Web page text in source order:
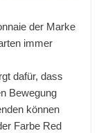
der Marke
immer
dafür, dass
Bewegung
können
Farbe Red